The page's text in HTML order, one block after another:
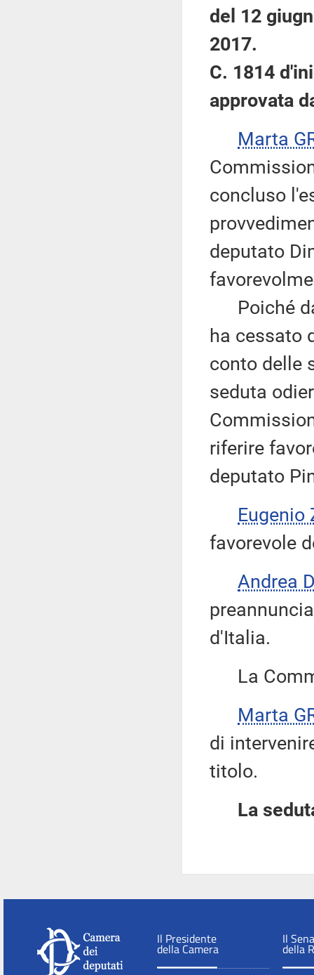
del 12
2017.
C. 1814
approvata
Marta
concluso
deputato
Poiché
ha cessato
conto delle
seduta
riferire
deputato
Eugenio
favorevole
Andrea
d'Italia.
La
Marta
di
titolo.
La
Il Presidente
della Camera
Il
della